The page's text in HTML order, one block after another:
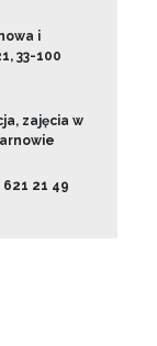
i
33-100
zajęcia w
21 49